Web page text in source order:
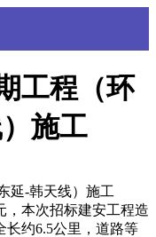
工程（环
施工
延-韩天线）施工
，本次招标建安工程造
长约6.5公里，道路等